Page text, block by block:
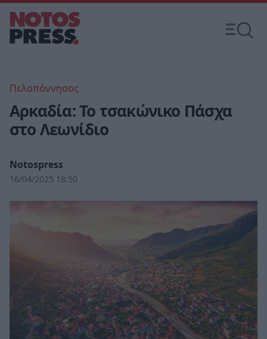
Πελοπόννησος
Αρκαδία: Το τσακώνικο Πάσχα
στο Λεωνίδιο
Notospress
16/04/2025 18:50